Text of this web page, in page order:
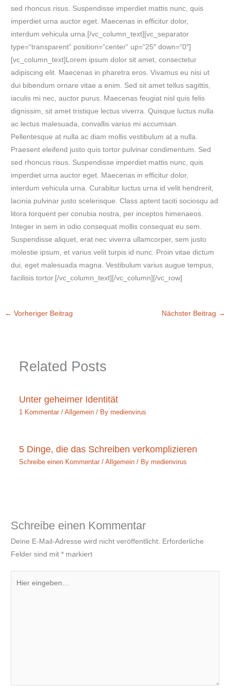
sed rhoncus risus. Suspendisse imperdiet mattis nunc, quis
imperdiet urna auctor eget. Maecenas in efficitur dolor,
interdum vehicula urna.[/vc_column_text][vc_separator
type=“transparent“ position=“center“ up=“25″ down=“0″]
[vc_column_text]Lorem ipsum dolor sit amet, consectetur
adipiscing elit. Maecenas in pharetra eros. Vivamus eu nisi ut
dui bibendum ornare vitae a enim. Sed sit amet tellus sagittis,
iaculis mi nec, auctor purus. Maecenas feugiat nisl quis felis
dignissim, sit amet tristique lectus viverra. Quisque luctus nulla
ac lectus malesuada, convallis varius mi accumsan.
Pellentesque at nulla ac diam mollis vestibulum at a nulla.
Praesent eleifend justo quis tortor pulvinar condimentum. Sed
sed rhoncus risus. Suspendisse imperdiet mattis nunc, quis
imperdiet urna auctor eget. Maecenas in efficitur dolor,
interdum vehicula urna. Curabitur luctus urna id velit hendrerit,
lacinia pulvinar justo scelerisque. Class aptent taciti sociosqu ad
litora torquent per conubia nostra, per inceptos himenaeos.
Integer in sem in odio consequat mollis consequat eu sem.
Suspendisse aliquet, erat nec viverra ullamcorper, sem justo
molestie ipsum, et varius velit turpis id nunc. Proin vitae dictum
dui, eget malesuada magna. Vestibulum varius augue tempus,
facilisis tortor.[/vc_column_text][/vc_column][/vc_row]
← Vorheriger Beitrag Nächster Beitrag →
Related Posts
Unter geheimer Identität
1 Kommentar / Allgemein/ By medienvirus
5 Dinge, die das Schreiben verkomplizieren
Schreibe einen Kommentar / Allgemein/ By medienvirus
Schreibe einen Kommentar
Deine E-Mail-Adresse wird nicht veröffentlicht. Erforderliche
Felder sind mit* markiert